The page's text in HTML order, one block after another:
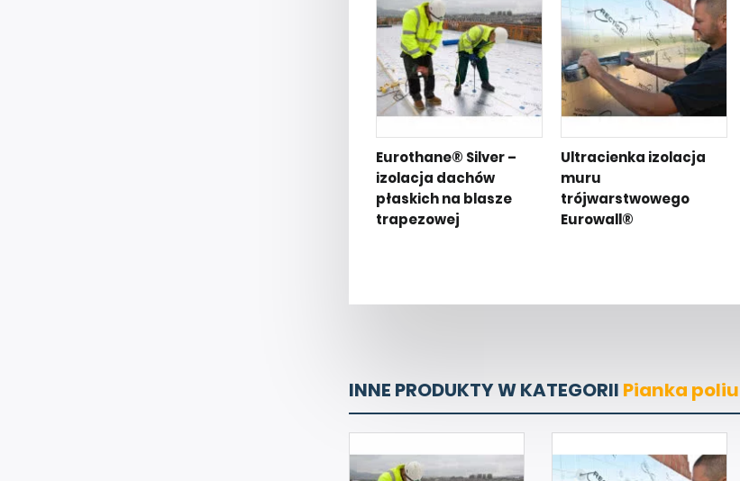
Eurothane® Silver –
izolacja dachów
płaskich na blasze
trapezowej
Ultracienka izolacja
muru
trójwarstwowego
Eurowall®
INNE PRODUKTY W KATEGORII Pianka